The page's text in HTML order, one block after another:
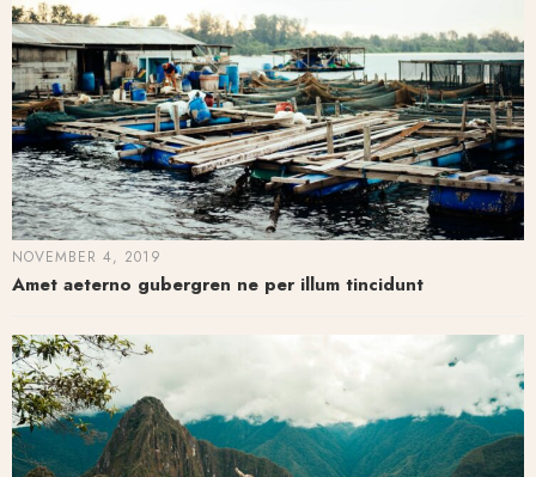
NOVEMBER 4, 2019
Amet aeterno gubergren ne per illum tincidunt